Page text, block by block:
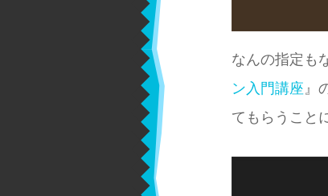
なんの指定も
ン入門講座』
てもらうことに